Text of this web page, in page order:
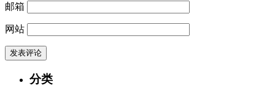
邮箱
网站
分类